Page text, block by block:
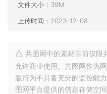
文件大小： 39M
上传时间： 2023-12-08
共图网中的素材目前仅限
允许商业使用。共图网作为
版行为不具备充分的监控能
图网平台提供的信息存储空